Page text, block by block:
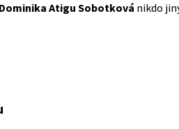
Dominika Atigu Sobotková nikdo